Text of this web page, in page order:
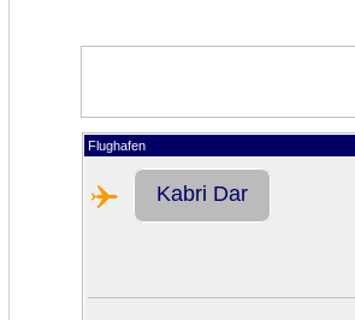
Flughafen
Kabri Dar